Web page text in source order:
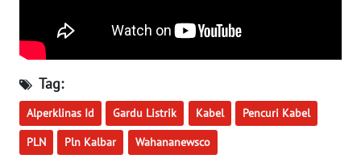
Tag:
Alperklinas Id Gardu Listrik Kabel Pencuri Kabel
PLN Pln Kalbar Wahananewsco
WN
WN
SUMSEL